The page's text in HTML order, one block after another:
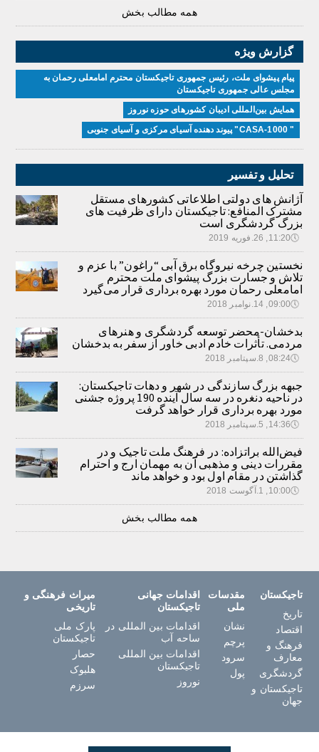
همه مطالب بخش
گزارش ویژه
پیام پیشوای ملت، رئیس جمهوری تاجیکستان محترم امامعلی رحمان به
مجلس عالی جمهوری تاجیکستان
همایش بین‌المللی ادیبان کشور‌های حوزه نوروز
" CASA-1000" پیوند دهنده آسیای مرکزی و آسیای جنوبی
تحلیل و تفسیر
آژانش های دولتی اطلاعاتی کشورهای مستقل
مشترک المنافع: تاجیکستان دارای ظرفیت های
بزرگ گردشگری است
🕔11:20, 26.فوریه 2019
نخستین چرخه نیروگاه برق آبی “راغون” با عزم و
تلاش و جسارت بزرگ پیشوای ملت محترم
امامعلی رحمان مورد بهره برداری قرار می‌گیرد
🕔09:00, 14.نوامبر 2018
بدخشان-محضر توسعه گردشگری و هنرهای
مردمی. تأثرات خادم ادبی خاور از سفر به بدخشان
🕔08:24, 8.سپتامبر 2018
جبهه بزرگ سازندگی در شهر و دهات تاجیکستان:
در ناحیه دنغره در سه سال آینده 190 پروژه جشنی
مورد بهره برداری قرار خواهد گرفت
🕔14:36, 5.سپتامبر 2018
فیض‌الله براتزاده: در فرهنگ ملت تاجیک و در
مقررات دینی و مذهبی آن به مهمان ارج و احترام
گذاشتن در مقام اول بود و خواهد ماند
🕔10:00, 1.آگوست 2018
همه مطالب بخش
تاجیکستان
تاریخ
اقتصاد
فرهنگ و
معارف
گردشگری
تاجیکستان و
جهان
مقدسات
ملی
نشان
پرچم
سرود
پول
اقدامات جهانی
تاجیکستان
اقدامات بین المللی در
ساحه آب
اقدامات بین المللی
تاجیکستان
نوروز
میراث فرهنگی و
تاریخی
پارک ملی
تاجیکستان
حصار
هلبوک
سرزم